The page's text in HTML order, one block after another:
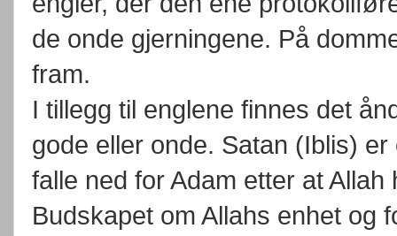
de onde gjerningene. På
fram.
I tillegg til englene finnes det
gode eller onde. Satan (Iblis)
falle ned for Adam etter at Allah
Budskapet om Allahs enhet og